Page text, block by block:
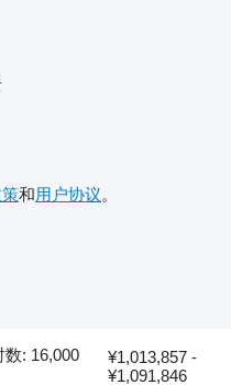
和用户协议。
数: 16,000
¥1,013,857 -
¥1,091,846